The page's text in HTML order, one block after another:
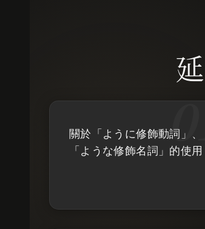
關於「ように修飾動詞」、
「ような修飾名詞」的使用